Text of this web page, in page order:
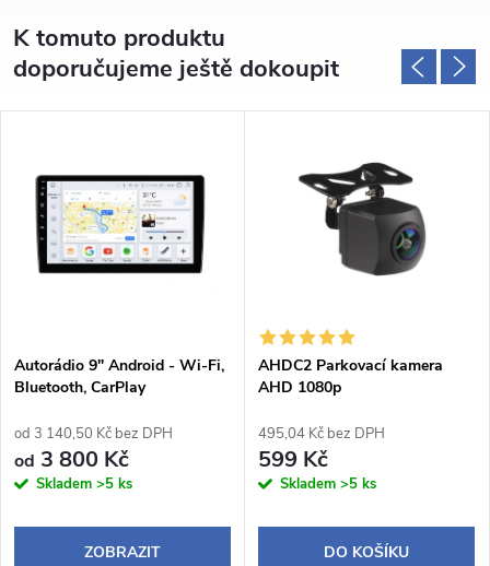
K tomuto produktu
doporučujeme ještě dokoupit
Autorádio 9" Android - Wi-Fi,
Bluetooth, CarPlay
od 3 140,50 Kč bez DPH
od 3 800 Kč
Skladem >5 ks
ZOBRAZIT
AHDC2 Parkovací kamera
AHD 1080p
495,04 Kč bez DPH
599 Kč
Skladem >5 ks
DO KOŠÍKU